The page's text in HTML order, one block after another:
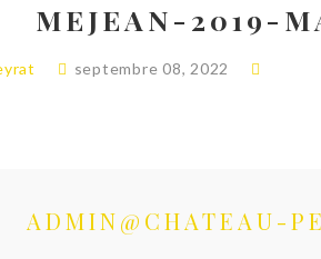
MEJEAN-2019-
septembre 08, 2022
ADMIN@CHATEAU-